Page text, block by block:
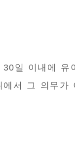
일 이내에
서 그 의무가